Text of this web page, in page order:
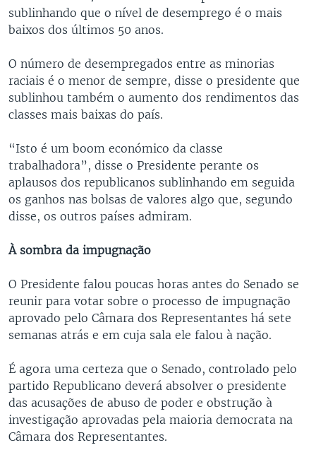
sublinhando que o nível de desemprego é o mais
baixos dos últimos 50 anos.
O número de desempregados entre as minorias
raciais é o menor de sempre, disse o presidente que
sublinhou também o aumento dos rendimentos das
classes mais baixas do país.
“Isto é um boom económico da classe
trabalhadora”, disse o Presidente perante os
aplausos dos republicanos sublinhando em seguida
os ganhos nas bolsas de valores algo que, segundo
disse, os outros países admiram.
À sombra da impugnação
O Presidente falou poucas horas antes do Senado se
reunir para votar sobre o processo de impugnação
aprovado pelo Câmara dos Representantes há sete
semanas atrás e em cuja sala ele falou à nação.
É agora uma certeza que o Senado, controlado pelo
partido Republicano deverá absolver o presidente
das acusações de abuso de poder e obstrução à
investigação aprovadas pela maioria democrata na
Câmara dos Representantes.